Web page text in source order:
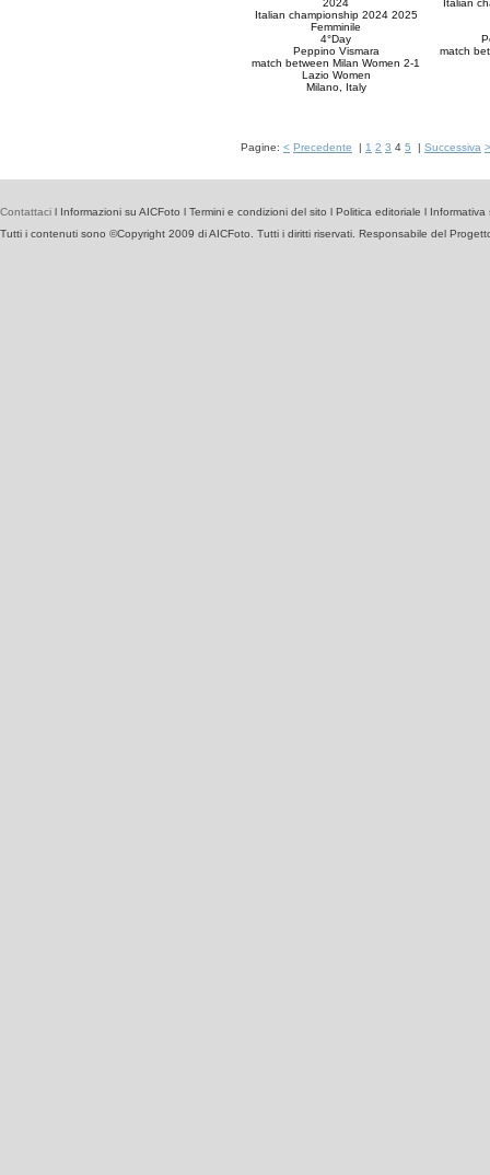
2024
Italian championship 2024 2025
Femminile
4°Day
Peppino Vismara
match between Milan Women 2-1
Lazio Women
Milano, Italy
Italian
match
Pagine: < Precedente | 1 2 3 4 5 | Successiva >
Contattaci l Informazioni su AICFoto l Termini e condizioni del sito l Politica editoriale l Informativa
Tutti i contenuti sono ©Copyright 2009 di AICFoto. Tutti i diritti riservati. Responsabile del